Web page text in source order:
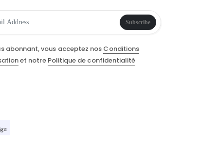
Subscribe
abonnant, vous acceptez nos Conditions
et notre Politique de confidentialité